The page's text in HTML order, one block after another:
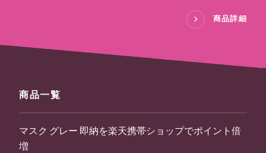
商品詳細
商品一覧
マスク グレー 即納を楽天携帯ショップでポイント倍
増